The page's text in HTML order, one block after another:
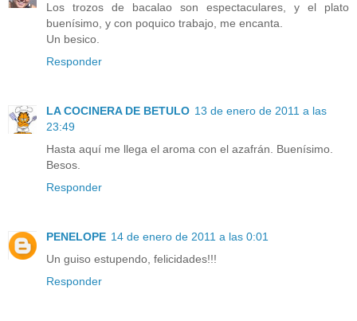
Los trozos de bacalao son espectaculares, y el plato
buenísimo, y con poquico trabajo, me encanta.
Un besico.
Responder
LA COCINERA DE BETULO 13 de enero de 2011 a las
23:49
Hasta aquí me llega el aroma con el azafrán. Buenísimo.
Besos.
Responder
PENELOPE 14 de enero de 2011 a las 0:01
Un guiso estupendo, felicidades!!!
Responder